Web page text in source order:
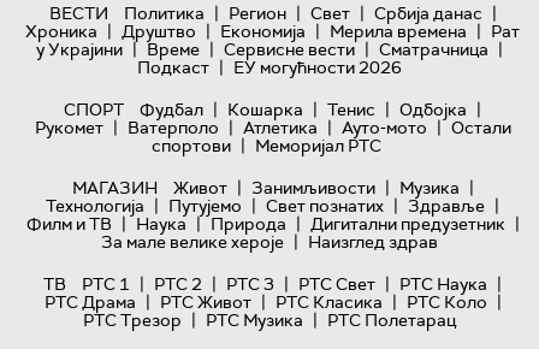
ВЕСТИ Политика | Регион | Свет | Србија данас |
Хроника | Друштво | Економија | Мерила времена | Рат
у Украјини | Време | Сервисне вести | Сматрачница |
Подкаст | ЕУ могућности 2026
СПОРТ
Фудбал | Кошарка | Тенис | Одбојка |
Рукомет | Ватерполо | Атлетика | Ауто-мото | Остали
спортови | Меморијал РТС
МАГАЗИН
Живот | Занимљивости | Музика |
Технологијa | Путујемо | Свет познатих | Здравље |
Филм и ТВ | Наука | Природа | Дигитални предузетник |
За мале велике хероје | Наизглед здрав
ТВ
РТС 1 | РТС 2 | РТС 3 | РТС Свет | РТС Наука |
РТС Драма | РТС Живот | РТС Класика | РТС Коло |
РТС Трезор | РТС Музика | РТС Полетарац